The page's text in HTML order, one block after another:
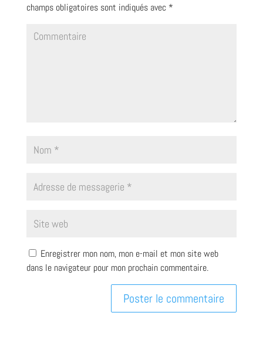
champs obligatoires sont indiqués avec *
Enregistrer mon nom, mon e-mail et mon site web
dans le navigateur pour mon prochain commentaire.